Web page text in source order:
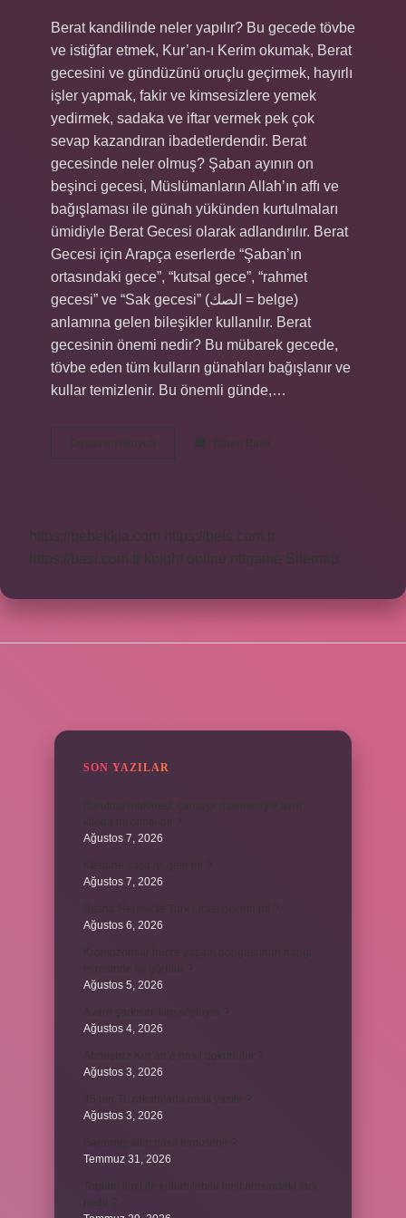
Berat kandilinde neler yapılır? Bu gecede tövbe
ve istiğfar etmek, Kur’an-ı Kerim okumak, Berat
gecesini ve gündüzünü oruçlu geçirmek, hayırlı
işler yapmak, fakir ve kimsesizlere yemek
yedirmek, sadaka ve iftar vermek pek çok
sevap kazandıran ibadetlerdendir. Berat
gecesinde neler olmuş? Şaban ayının on
beşinci gecesi, Müslümanların Allah’ın affı ve
bağışlaması ile günah yükünden kurtulmaları
ümidiyle Berat Gecesi olarak adlandırılır. Berat
Gecesi için Arapça eserlerde “Şaban’ın
ortasındaki gece”, “kutsal gece”, “rahmet
gecesi” ve “Sak gecesi” (الصك = belge)
anlamına gelen bileşikler kullanılır. Berat
gecesinin önemi nedir? Bu mübarek gecede,
tövbe eden tüm kulların günahları bağışlanır ve
kullar temizlenir. Bu önemli günde,…
Devamını okuyun
Kandili
Yorum Bırak
https://bebekkia.com
https://beis.com.tr
https://basi.com.tr knight online nttgame Sitemap
SON YAZILAR
Ağustos 7, 2026
Ağustos 7, 2026
Ağustos 6, 2026
Ağustos 5, 2026
Ağustos 4, 2026
Ağustos 3, 2026
Ağustos 3, 2026
Temmuz 31, 2026